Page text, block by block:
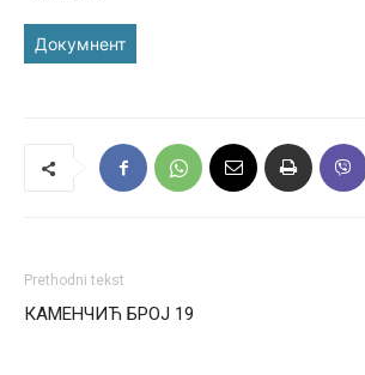
Докумнент
Prethodni tekst
КАМЕНЧИЋ БРОЈ 19